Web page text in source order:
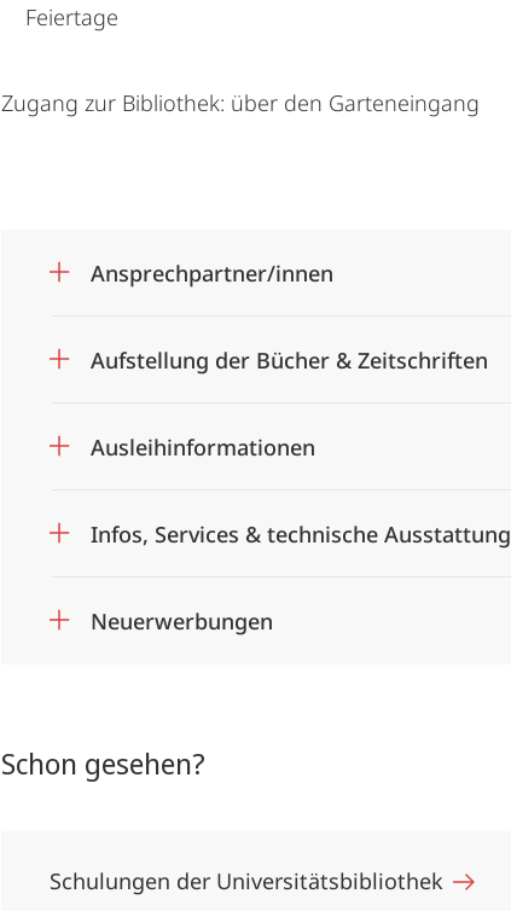
Feiertage
Zugang zur Bibliothek: über den Garteneingang
Ansprechpartner/innen
Aufstellung der Bücher & Zeitschriften
Ausleihinformationen
Infos, Services & technische Ausstattung
Neuerwerbungen
Schon gesehen?
Schulungen der Universitätsbibliothek